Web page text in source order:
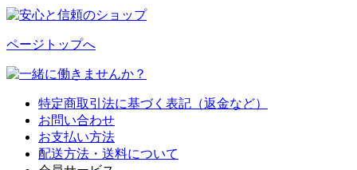
ページトップへ
特定商取引法に基づく表記（返金など）
お問い合わせ
お支払い方法
配送方法・送料について